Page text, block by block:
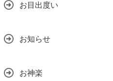
お目出度い
お知らせ
お神楽